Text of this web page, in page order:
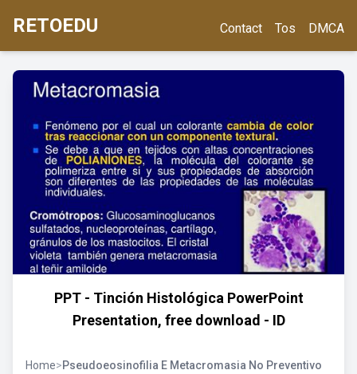
RETOEDU Contact Tos DMCA
PPT - Tinción Histológica PowerPoint
Presentation, free download - ID
Home>Pseudoeosinofilia E Metacromasia No Preventivo